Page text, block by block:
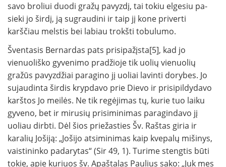
savo bro­liui duodi gražų pavyzdį, tai tokiu elgesiu pa­
sieki jo širdį, ją sugraudini ir taip jį kone priverti
karščiau melstis bei labiau trokšti tobulumo.
Šventasis Bernardas pats prisipažįsta[5], kad jo
vienuoliško gyvenimo pradžioje tik uolių vie­nuolių
gražūs pavyzdžiai paragino jį uoliai lavin­ti dorybes. Jo
sujaudinta širdis krypdavo prie Dievo ir prisipildydavo
karštos Jo meilės. Ne tik regėjimas tų, kurie tuo laiku
gyveno, bet ir mirusių prisiminimas paragindavo jį
uoliau dirbti. Dėl šios priežasties Šv. Raštas giria ir
karalių Jošiją: „Jošijo atsiminimas kaip kvepalų mišinys,
vaistininko padarytas“ (Sir 49, 1). Tu­rime stengtis būti
tokie, apie kuriuos šv. Apaštalas Paulius sako: „Juk mes